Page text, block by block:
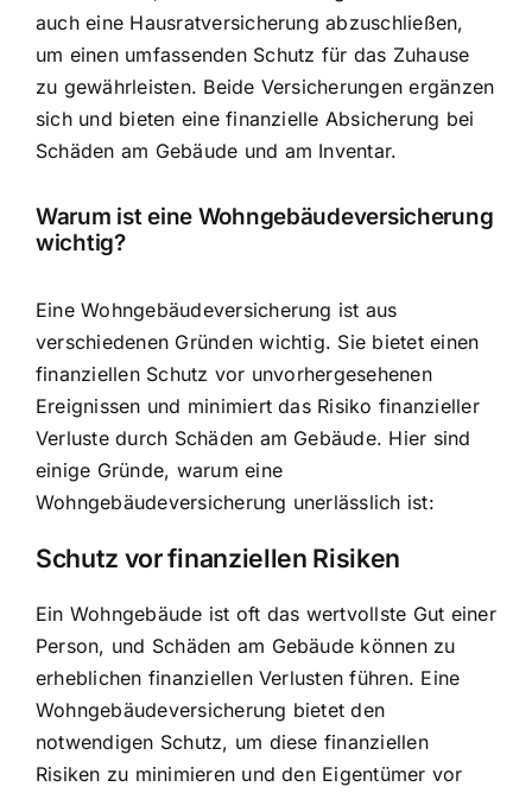
auch eine Hausratversicherung abzuschließen,
um einen umfassenden Schutz für das Zuhause
zu gewährleisten. Beide Versicherungen ergänzen
sich und bieten eine finanzielle Absicherung bei
Schäden am Gebäude und am Inventar.
Warum ist eine Wohngebäudeversicherung
wichtig?
Eine Wohngebäudeversicherung ist aus
verschiedenen Gründen wichtig. Sie bietet einen
finanziellen Schutz vor unvorhergesehenen
Ereignissen und minimiert das Risiko finanzieller
Verluste durch Schäden am Gebäude. Hier sind
einige Gründe, warum eine
Wohngebäudeversicherung unerlässlich ist:
Schutz vor finanziellen Risiken
Ein Wohngebäude ist oft das wertvollste Gut einer
Person, und Schäden am Gebäude können zu
erheblichen finanziellen Verlusten führen. Eine
Wohngebäudeversicherung bietet den
notwendigen Schutz, um diese finanziellen
Risiken zu minimieren und den Eigentümer vor